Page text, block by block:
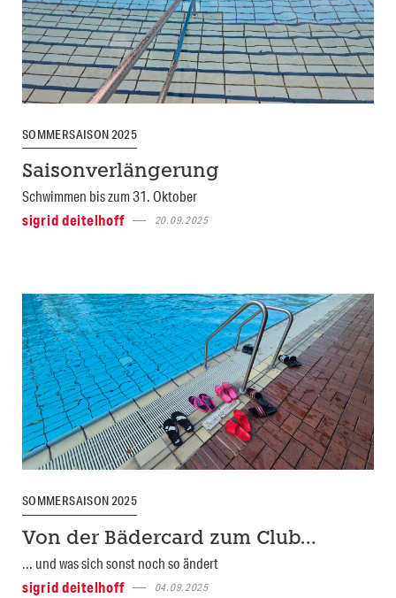
SOMMERSAISON 2025
Saisonverlängerung
Schwimmen bis zum 31. Oktober
sigrid deitelhoff
20.09.2025
SOMMERSAISON 2025
Von der Bädercard zum Club…
... und was sich sonst noch so ändert
sigrid deitelhoff
04.09.2025